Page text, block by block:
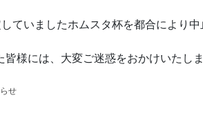
ていましたホムスタ杯を都合により中
皆様には、大変ご迷惑をおかけいたし
せ